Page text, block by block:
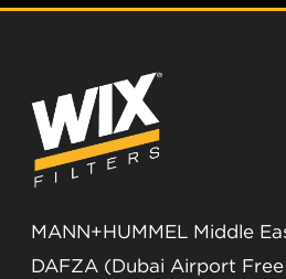
MANN+HUMMEL Middle
DAFZA (Dubai Airport